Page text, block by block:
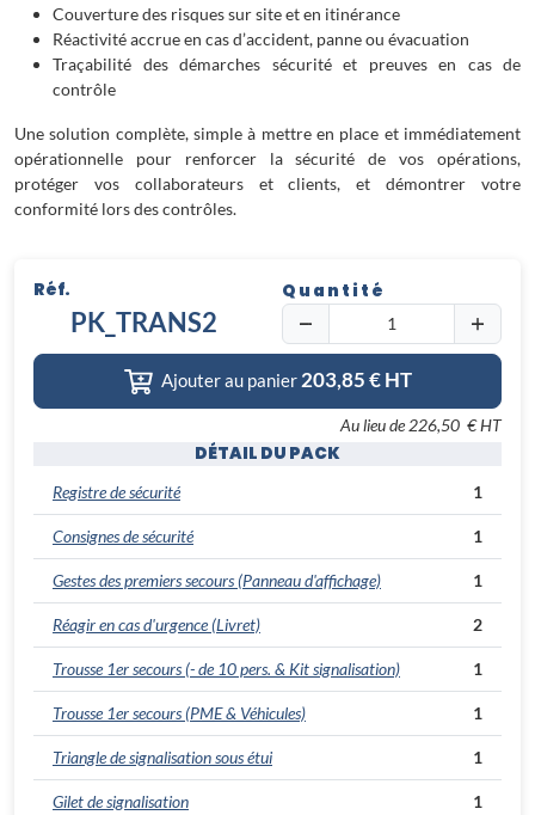
Couverture des risques sur site et en itinérance
Réactivité accrue en cas d’accident, panne ou évacuation
Traçabilité des démarches sécurité et preuves en cas de
contrôle
Une solution complète, simple à mettre en place et immédiatement
opérationnelle pour renforcer la sécurité de vos opérations,
protéger vos collaborateurs et clients, et démontrer votre
conformité lors des contrôles.
Réf.
PK_TRANS2
Quantité
Ajouter au panier 203,85€ HT
Au lieu de 226,50 € HT
DÉTAIL DU PACK
Registre de sécurité 1
Consignes de sécurité 1
Gestes des premiers secours(Panneau d'affichage) 1
Réagir en cas d'urgence(Livret) 2
Trousse 1er secours(- de 10 pers. & Kit signalisation) 1
Trousse 1er secours(PME & Véhicules) 1
Triangle de signalisation sous étui 1
Gilet de signalisation 1